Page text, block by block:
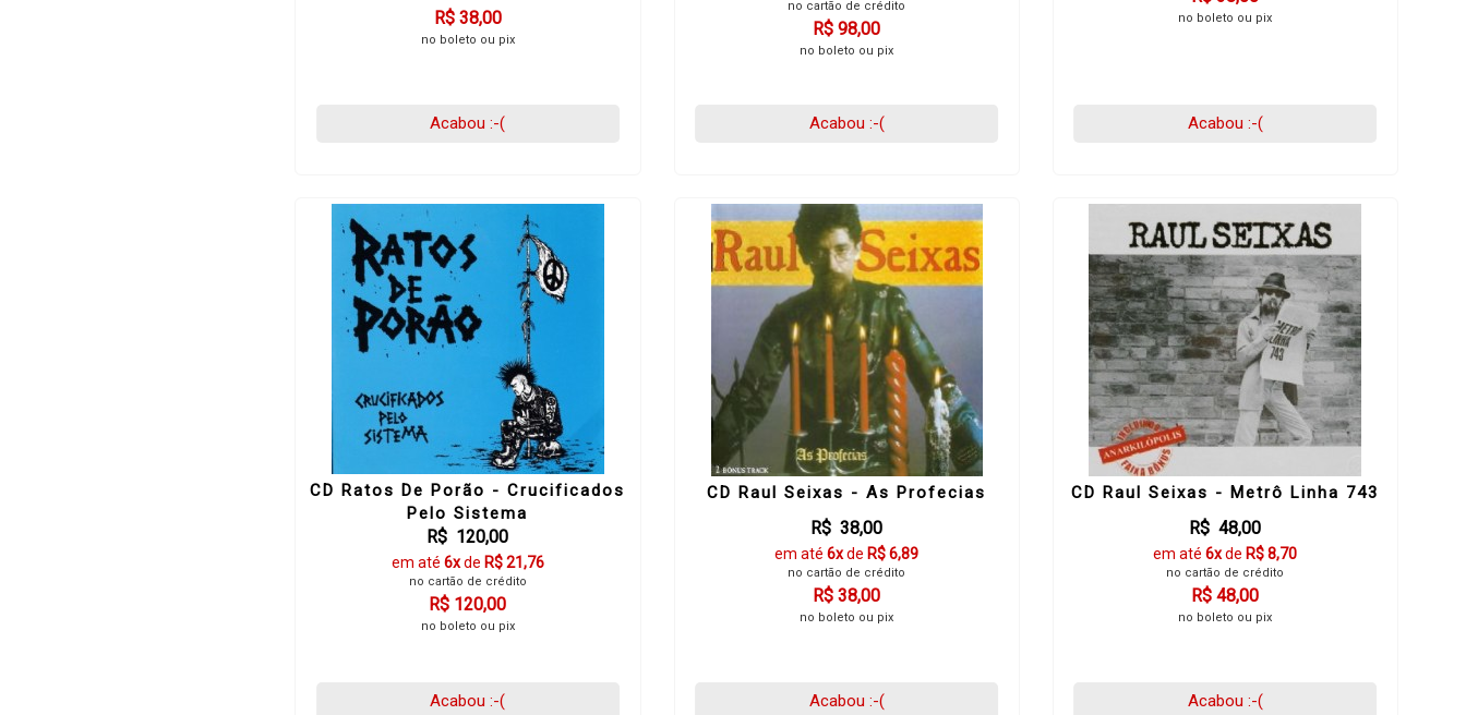
R$ 38,00
no boleto ou pix
Acabou :-(
no cartão de crédito
R$ 98,00
no boleto ou pix
Acabou :-(
no boleto ou pix
Acabou :-(
CD Ratos De Porão - Crucificados
Pelo Sistema
R$ 120,00
em até 6xde R$ 21,76
no cartão de crédito
R$ 120,00
no boleto ou pix
Acabou :-(
CD Raul Seixas - As Profecias
R$ 38,00
em até6xde R$ 6,89
no cartão de crédito
R$ 38,00
no boleto ou pix
Acabou :-(
CD Raul Seixas - Metrô Linha 743
R$ 48,00
em até6xde R$ 8,70
no cartão de crédito
R$ 48,00
no boleto ou pix
Acabou :-(